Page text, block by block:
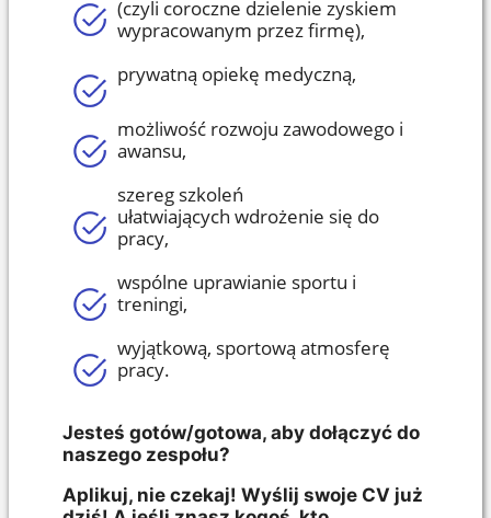
(czyli coroczne dzielenie zyskiem
wypracowanym przez firmę),
prywatną opiekę medyczną,
możliwość rozwoju zawodowego i
awansu,
szereg szkoleń
ułatwiających wdrożenie się do
pracy,
wspólne uprawianie sportu i
treningi,
wyjątkową, sportową atmosferę
pracy.
Jesteś gotów/gotowa, aby dołączyć do
naszego zespołu?
Aplikuj, nie czekaj! Wyślij swoje CV już